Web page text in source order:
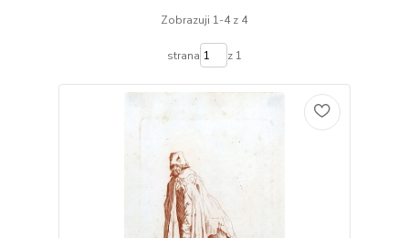
Zobrazuji 1-4 z 4
strana z 1